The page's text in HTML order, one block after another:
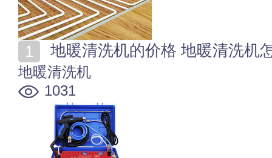
地暖清洗机的价格 地暖清洗机
地暖清洗机
1031